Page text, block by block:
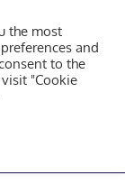
the most
and
to the
"Cookie